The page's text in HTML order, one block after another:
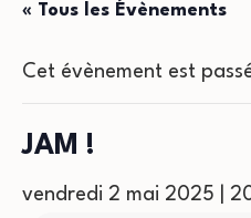
« Tous les Évènements
Cet évènement est
JAM !
vendredi 2 mai 2025 |